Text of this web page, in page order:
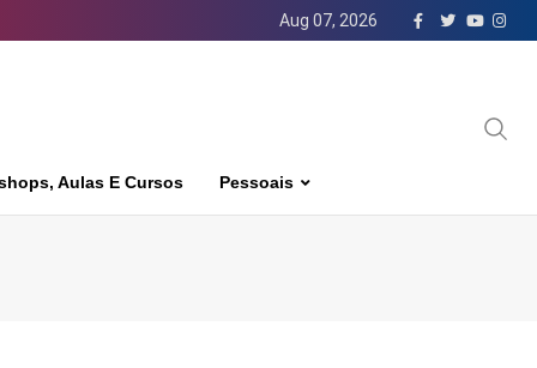
Aug 07, 2026
Aulas E Cursos Pessoais